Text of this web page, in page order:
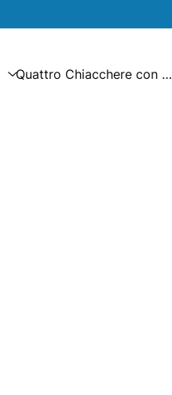
Quattro Chiacchere con …